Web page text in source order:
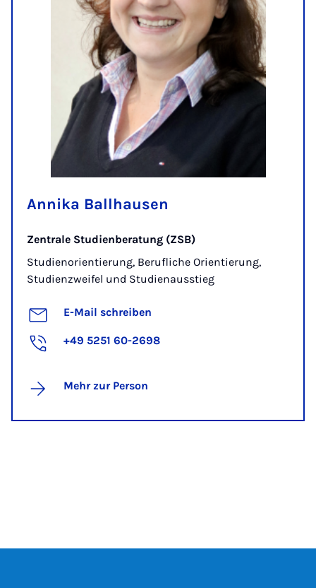
Annika Ballhausen
Zentrale Studienberatung (ZSB)
Studienorientierung, Berufliche Orientierung,
Studienzweifel und Studienausstieg
E-Mail schreiben
+49 5251 60-2698
Mehr zur Person